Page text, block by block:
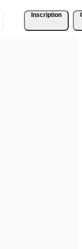
Inscription